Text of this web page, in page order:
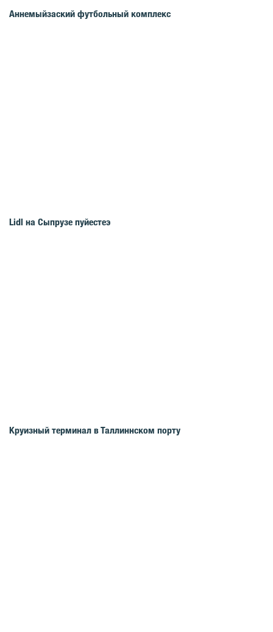
Аннемыйзаский футбольный комплекс
Lidl на Сыпрузе пуйестеэ
Круизный терминал в Таллиннском порту